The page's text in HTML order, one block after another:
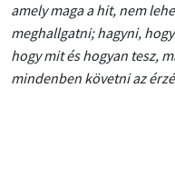
amely maga a hit, nem
meghallgatni; hagyni,
hogy mit és hogyan tesz,
mindenben követni az